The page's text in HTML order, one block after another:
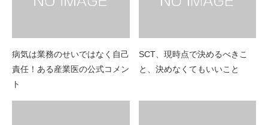
病気は業務のせいではなく自己
責任！ある産業医の公式コメン
ト
SCT、現時点で決めるべきこ
と、決めなくてもいいこと